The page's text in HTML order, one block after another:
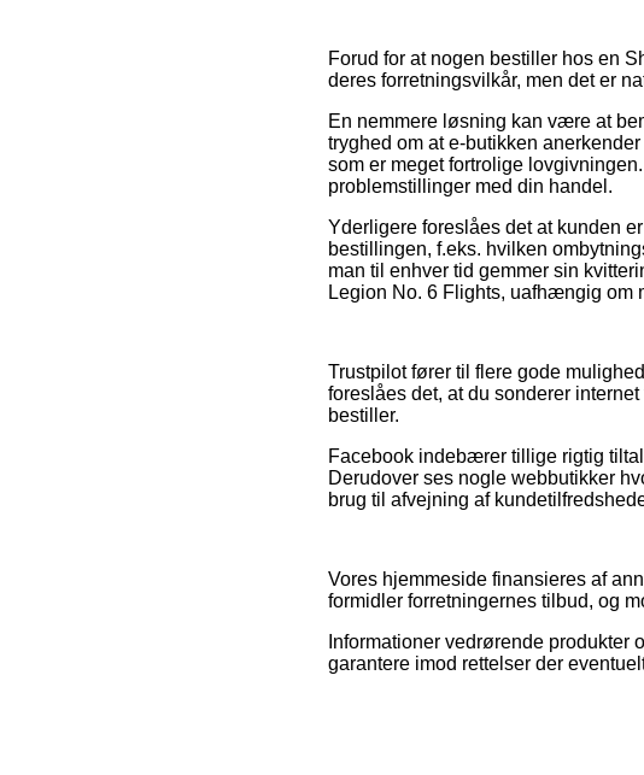
Forud for at nogen bestiller hos en
deres forretningsvilkår, men det er
En nemmere løsning kan være at
tryghed om at e-butikken
som er meget fortrolige
problemstillinger med din handel.
Yderligere foreslåes det at kunden
bestillingen, f.eks. hvilken
man til enhver tid gemmer sin
Legion No. 6 Flights, uafhængig om
Trustpilot fører til flere gode
foreslåes det, at du sonderer
bestiller.
Facebook indebærer tillige rigtig
Derudover ses nogle webbutikker
brug til afvejning af
Vores hjemmeside finansieres af
formidler forretningernes tilbud, og
Informationer vedrørende
garantere imod rettelser der